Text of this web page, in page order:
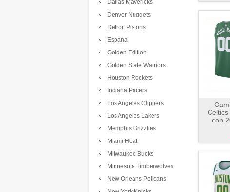
Dallas Mavericks
Denver Nuggets
Detroit Pistons
Espana
Golden Edition
Golden State Warriors
Houston Rockets
Indiana Pacers
Los Angeles Clippers
Los Angeles Lakers
Memphis Grizzlies
Miami Heat
Milwaukee Bucks
Minnesota Timberwolves
New Orleans Pelicans
Celtics
Icon